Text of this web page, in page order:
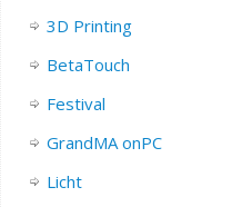
3D Printing
BetaTouch
Festival
GrandMA onPC
Licht